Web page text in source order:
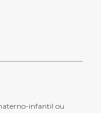
infantil ou